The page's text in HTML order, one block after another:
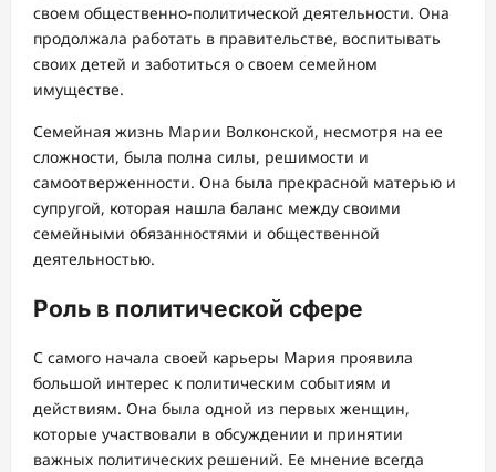
своем общественно-политической деятельности. Она
продолжала работать в правительстве, воспитывать
своих детей и заботиться о своем семейном
имуществе.
Семейная жизнь Марии Волконской, несмотря на ее
сложности, была полна силы, решимости и
самоотверженности. Она была прекрасной матерью и
супругой, которая нашла баланс между своими
семейными обязанностями и общественной
деятельностью.
Роль в политической сфере
С самого начала своей карьеры Мария проявила
большой интерес к политическим событиям и
действиям. Она была одной из первых женщин,
которые участвовали в обсуждении и принятии
важных политических решений. Ее мнение всегда